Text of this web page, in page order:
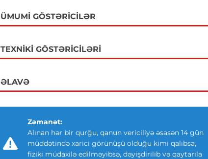
ÜMUMI GÖSTƏRICILƏR
TEXNIKI GÖSTƏRICILƏRI
ƏLAVƏ
Zəmanət:
Alınan hər bir qurğu, qanun vericiliyə əsasən 14 gün
müddətində xarici görünüşü olduğu kimi qalıbsa,
fiziki müdaxilə edilməyibsə, dəyişdirilib və qaytarıla